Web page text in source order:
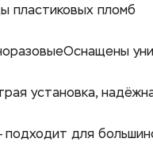
пластиковых пломб
установка,
подходит для